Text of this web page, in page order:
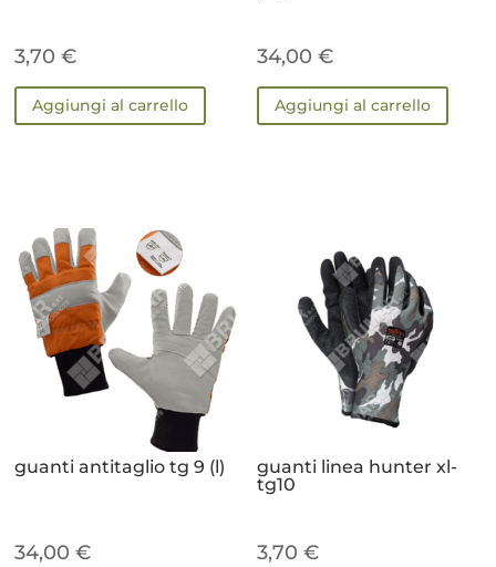
3,70€
Aggiungi al carrello
34,00€
Aggiungi al carrello
guanti antitaglio tg 9 (l)
34,00€
guanti linea hunter xl-
tg10
3,70€